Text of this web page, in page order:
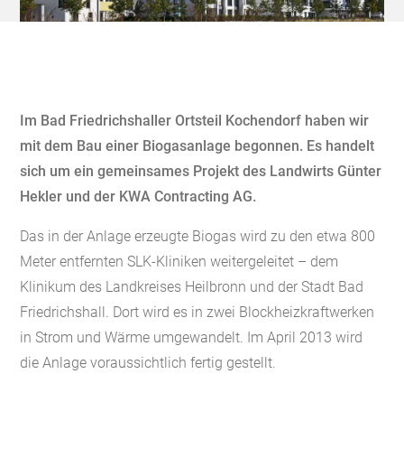
Im Bad Friedrichshaller Ortsteil Kochendorf haben wir
mit dem Bau einer Biogasanlage begonnen. Es handelt
sich um ein gemeinsames Projekt des Landwirts Günter
Hekler und der KWA Contracting AG.
Das in der Anlage erzeugte Biogas wird zu den etwa 800
Meter entfernten SLK-Kliniken weitergeleitet – dem
Klinikum des Landkreises Heilbronn und der Stadt Bad
Friedrichshall. Dort wird es in zwei Blockheizkraftwerken
in Strom und Wärme umgewandelt. Im April 2013 wird
die Anlage voraussichtlich fertig gestellt.